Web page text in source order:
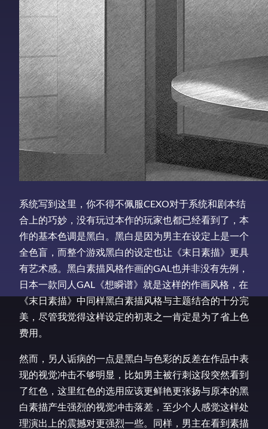
系统写到这里，你不得不佩服CEXO对于系统和剧本结
合上的巧妙，没有玩过本作的玩家也都已经看到了，本
作的基本色调是黑白。黑白是因为男主在设定上是一个
全色盲，而整个游戏黑白的设定也让《末日素描》更具
有艺术感。黑白素描风格作画的GAL也并非没有先例，
日本一款同人GAL《想瞬谱》就是这样的作画风格，在
《末日素描》中同样黑白素描风格与主题结合的十分完
美，尽管我觉得这样设定的初衷之一肯定是为了省上色
费用。
然而，另人诟病的一点是黑白与色彩的反差在作品中表
现的视觉冲击不够明显，比如男主被行刺这段突然看到
了红色，这里红色的选用应该更鲜艳更张扬与原本的黑
白素描产生强烈的视觉冲击落差，至少个人感觉这样处
理演出上的震撼对更强烈一些。同样，男主在看到素描